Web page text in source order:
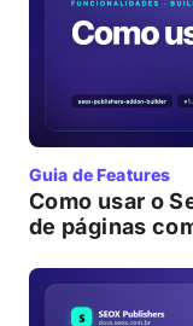
Guia de Features
Como usar o
de páginas